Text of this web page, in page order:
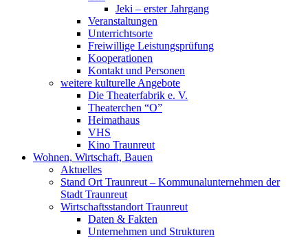
Jeki – erster Jahrgang
Veranstaltungen
Unterrichtsorte
Freiwillige Leistungsprüfung
Kooperationen
Kontakt und Personen
weitere kulturelle Angebote
Die Theaterfabrik e. V.
Theaterchen “O”
Heimathaus
VHS
Kino Traunreut
Wohnen, Wirtschaft, Bauen
Aktuelles
Stand Ort Traunreut – Kommunalunternehmen der
Stadt Traunreut
Wirtschaftsstandort Traunreut
Daten & Fakten
Unternehmen und Strukturen